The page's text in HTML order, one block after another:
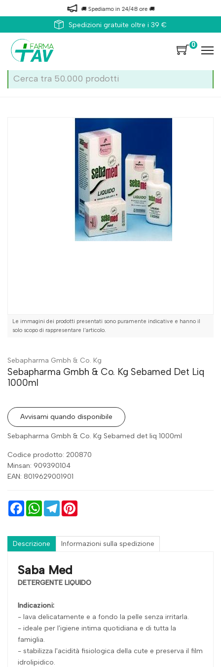
🚚 Spediamo in 24/48 ore 🚚
Spedizioni gratuite oltre i 39 €
0
Sebapharma Gmbh & Co. Kg Sebamed Det Liq 1000ml
Le immagini dei prodotti presentati sono puramente indicative e hanno il
solo scopo di rappresentare l'articolo.
Sebapharma Gmbh & Co. Kg
Sebapharma Gmbh & Co. Kg Sebamed Det Liq
1000ml
Avvisami quando disponibile
Sebapharma Gmbh & Co. Kg Sebamed det liq 1000ml
Codice prodotto: 200870
Minsan: 909390104
EAN: 8019629001901
FacebookWhatsAppTelegram
Descrizione Informazioni sulla spedizione
Saba Med
DETERGENTE LIQUIDO
Indicazioni:
- lava delicatamente e a fondo la pelle senza irritarla.
- ideale per l'igiene intima quotidiana e di tutta la
famiglia.
- stabilizza l'acidità fisiologica della cute e preserva il film
idrolipidico.